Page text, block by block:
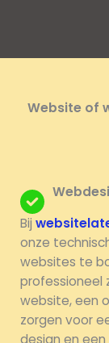
Website of
Bij
onze
websites te
professioneel
website, een
zorgen voor
design en